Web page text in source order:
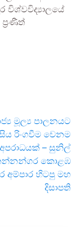
විශ්වවිද්‍යාලයේ
ප්‍රණීත්
මූල්‍ය පාලනයට
රිංගවීම වෙනම
අපරාධයක් – සුනිල්
කොළඹ
අම්පාර හිටපු මහ
දිසාපති